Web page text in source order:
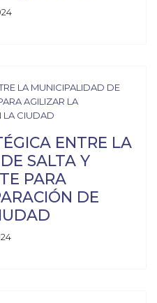
ENTRE LA
SALTA Y
PARA
DE